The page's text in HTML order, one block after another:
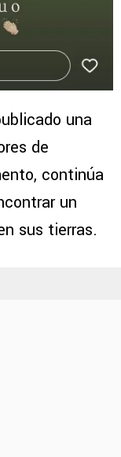
una
de
continúa
un
sus tierras.